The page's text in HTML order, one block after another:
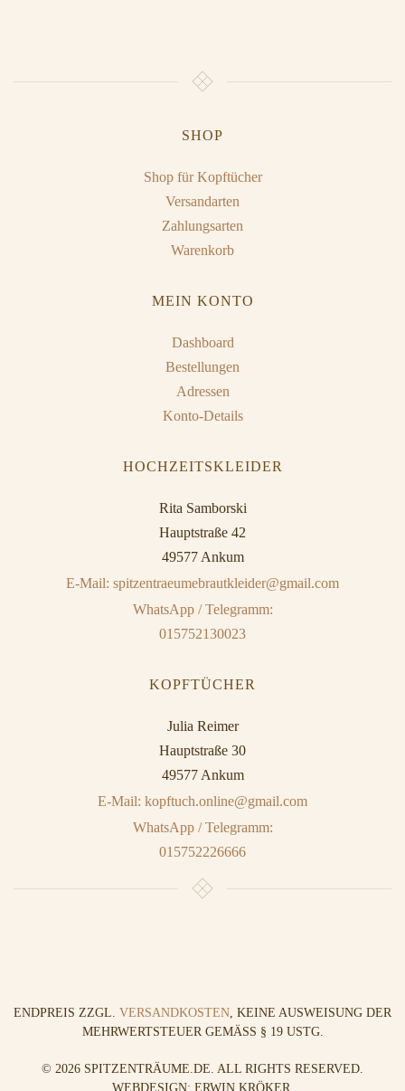
SHOP
Shop für Kopftücher
Versandarten
Zahlungsarten
Warenkorb
MEIN KONTO
Dashboard
Bestellungen
Adressen
Konto-Details
HOCHZEITSKLEIDER
Rita Samborski
Hauptstraße 42
49577 Ankum
E-Mail: spitzentraeumebrautkleider@gmail.com
WhatsApp / Telegramm:
015752130023
KOPFTÜCHER
Julia Reimer
Hauptstraße 30
49577 Ankum
E-Mail: kopftuch.online@gmail.com
WhatsApp / Telegramm:
015752226666
ENDPREIS ZZGL. VERSANDKOSTEN, KEINE AUSWEISUNG DER
MEHRWERTSTEUER GEMÄSS § 19 USTG.
© 2026 SPITZENTRÄUME.DE. ALL RIGHTS RESERVED.
WEBDESIGN: ERWIN KRÖKER